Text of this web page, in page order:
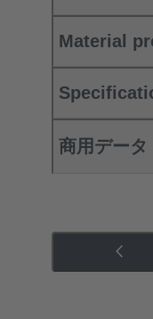
Material
商用データ